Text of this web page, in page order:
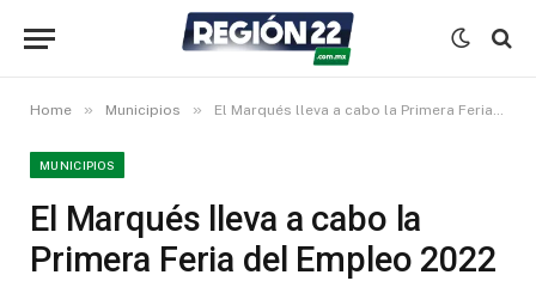
Home » Municipios » El Marqués lleva a cabo la Primera Feria del Empleo 2022
MUNICIPIOS
El Marqués lleva a cabo la
Primera Feria del Empleo 2022